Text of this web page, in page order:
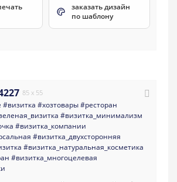
заказать дизайн
по шаблону
85 x 55
#визитка #хозтовары#ресторан
#визитка_минимализм
#визитка_компании
#визитка_двухсторонняя
#визитка_натуральная_косметика
#визитка_многоцелевая